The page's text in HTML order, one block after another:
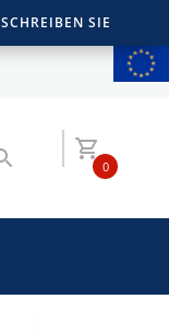
SCHREIBEN SIE
0